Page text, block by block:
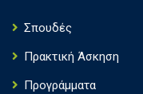
Σπουδές
Πρακτική Άσκηση
Πρoγράμματα